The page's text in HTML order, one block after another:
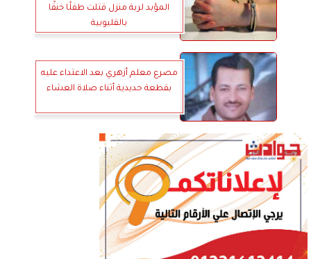
المؤبد لربة منزل قتلت طفلًا خنقًا
بالقليوبية
مصرع معلم أزهري بعد الاعتداء عليه
بقطعة حديدية أثناء صلاة العشاء